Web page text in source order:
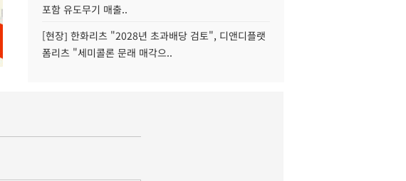
포함 유도무기 매출..
[현장] 한화리츠 "2028년 초과배당 검토", 디앤디플랫
폼리츠 "세미콜론 문래 매각으..